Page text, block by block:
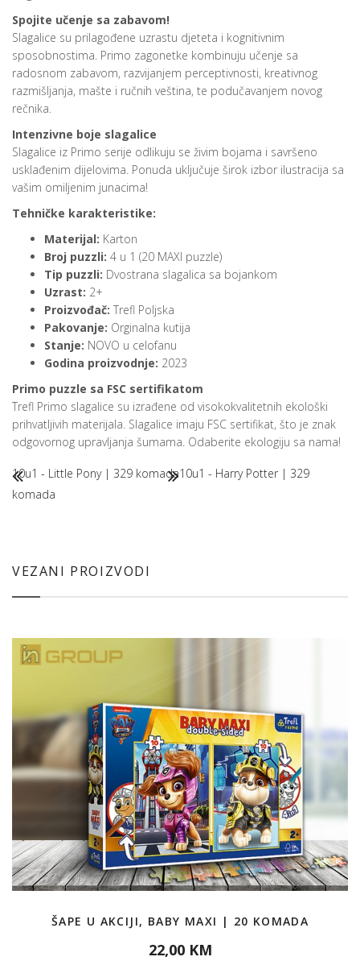
Spojite učenje sa zabavom!
Slagalice su prilagođene uzrastu djeteta i kognitivnim
sposobnostima. Primo zagonetke kombinuju učenje sa
radosnom zabavom, razvijanjem perceptivnosti, kreativnog
razmišljanja, mašte i ručnih veština, te podučavanjem novog
rečnika.
Intenzivne boje slagalice
Slagalice iz Primo serije odlikuju se živim bojama i savršeno
usklađenim dijelovima. Ponuda uključuje širok izbor ilustracija sa
vašim omiljenim junacima!
Tehničke karakteristike:
Materijal: Karton
Broj puzzli: 4 u 1 (20 MAXI puzzle)
Tip puzzli: Dvostrana slagalica sa bojankom
Uzrast: 2+
Proizvođač: Trefl Poljska
Pakovanje: Orginalna kutija
Stanje: NOVO u celofanu
Godina proizvodnje: 2023
Primo puzzle sa FSC sertifikatom
Trefl Primo slagalice su izrađene od visokokvalitetnih ekološki
prihvatljivih materijala. Slagalice imaju FSC sertifikat, što je znak
odgovornog upravljanja šumama. Odaberite ekologiju sa nama!
10u1 - Little Pony | 329 komada10u1 - Harry Potter | 329
komada
VEZANI PROIZVODI
ŠAPE U AKCIJI, BABY MAXI | 20 KOMADA
22,00 KM